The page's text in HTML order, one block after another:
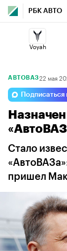
РБК АВТО
Voyah
Volga
Esteo
АВТОВАЗ22 мая
Стало
пришел